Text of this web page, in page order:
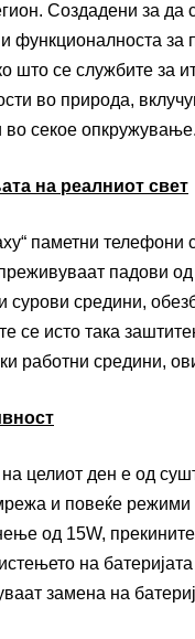
Создадени за да
функционалноста
што се службите за
во природа,
секое опкружување.
на реалниот свет
паметни телефони
падови
сурови средини,
се исто така
работни средини,
на целиот ден е од
и повеќе режими
од 15W,
на
замена на